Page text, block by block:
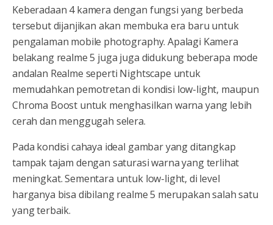
Keberadaan 4 kamera dengan fungsi yang berbeda
tersebut dijanjikan akan membuka era baru untuk
pengalaman mobile photography. Apalagi Kamera
belakang realme 5 juga juga didukung beberapa mode
andalan Realme seperti Nightscape untuk
memudahkan pemotretan di kondisi low-light, maupun
Chroma Boost untuk menghasilkan warna yang lebih
cerah dan menggugah selera.
Pada kondisi cahaya ideal gambar yang ditangkap
tampak tajam dengan saturasi warna yang terlihat
meningkat. Sementara untuk low-light, di level
harganya bisa dibilang realme 5 merupakan salah satu
yang terbaik.